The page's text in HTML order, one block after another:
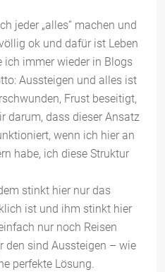
jeder „alles“ machen und
ok und dafür ist Leben
ich immer wieder in Blogs
Aussteigen und alles ist
Frust beseitigt,
darum, dass dieser Ansatz
wenn ich hier an
habe, ich diese Struktur
stinkt hier nur das
ist und ihm stinkt hier
nur noch Reisen
den sind Aussteigen – wie
perfekte Lösung.